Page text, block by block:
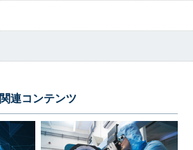
関連コンテンツ